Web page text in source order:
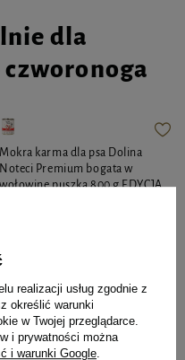
dla
czworonoga
Mokra karma dla psa Dolina
Noteci Premium bogata w
wołowinę puszka 800 g EDYCJA
Najniższa cena z 30 dni przed
obniżką 14,99 zł -33%
9,99 zł
-
realizacji usług zgodnie z
określić warunki
w Twojej przeglądarce.
i prywatności można
i warunki Google.